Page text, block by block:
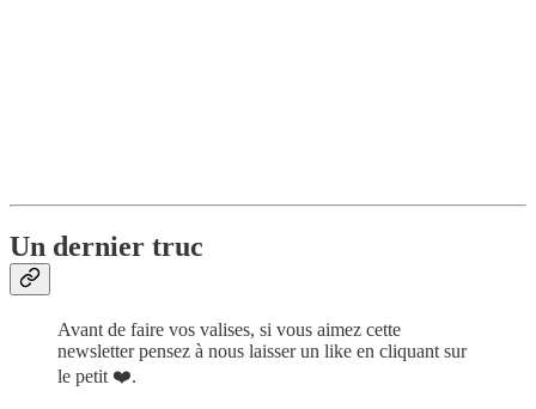
Un dernier truc
Avant de faire vos valises, si vous aimez cette
newsletter pensez à nous laisser un like en cliquant sur
le petit ❤️.